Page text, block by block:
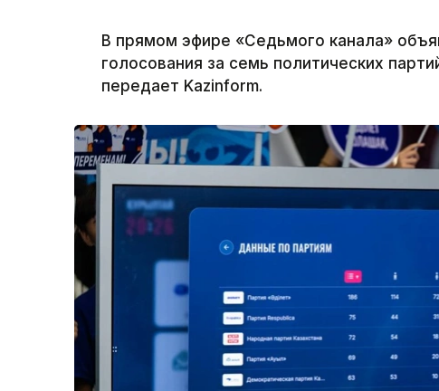
В прямом эфире «Седьмого канала»
голосования за семь политических
передает Kazinform.